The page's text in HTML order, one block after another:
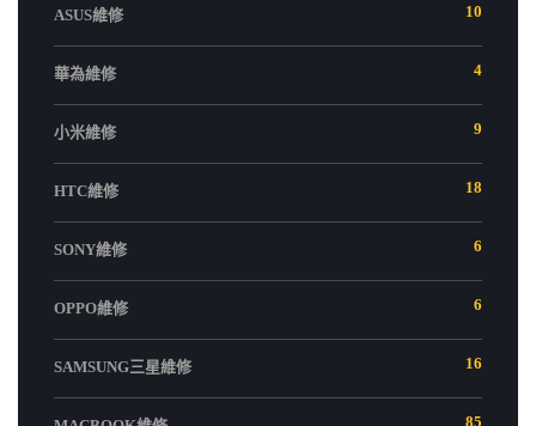
ASUS維修 10
華為維修 4
小米維修 9
HTC維修 18
SONY維修 6
OPPO維修 6
SAMSUNG三星維修 16
85